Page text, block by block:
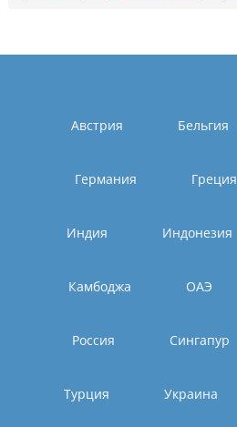
Австрия Бельгия
Германия Греция
Индия Индонезия
Камбоджа ОАЭ
Россия Сингапур
Турция Украина